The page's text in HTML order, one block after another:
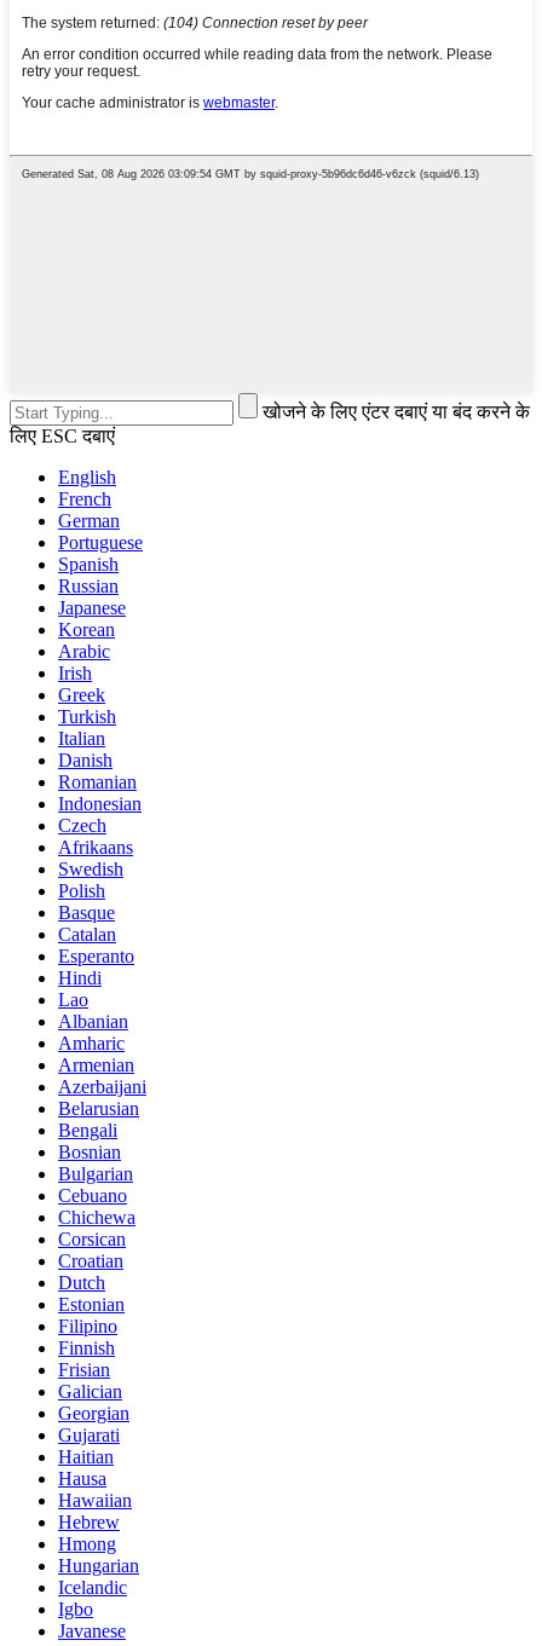
खोजने के लिए एंटर दबाएं या बंद करने के
लिए ESC दबाएं
English
French
German
Portuguese
Spanish
Russian
Japanese
Korean
Arabic
Irish
Greek
Turkish
Italian
Danish
Romanian
Indonesian
Czech
Afrikaans
Swedish
Polish
Basque
Catalan
Esperanto
Hindi
Lao
Albanian
Amharic
Armenian
Azerbaijani
Belarusian
Bengali
Bosnian
Bulgarian
Cebuano
Chichewa
Corsican
Croatian
Dutch
Estonian
Filipino
Finnish
Frisian
Galician
Georgian
Gujarati
Haitian
Hausa
Hawaiian
Hebrew
Hmong
Hungarian
Icelandic
Igbo
Javanese